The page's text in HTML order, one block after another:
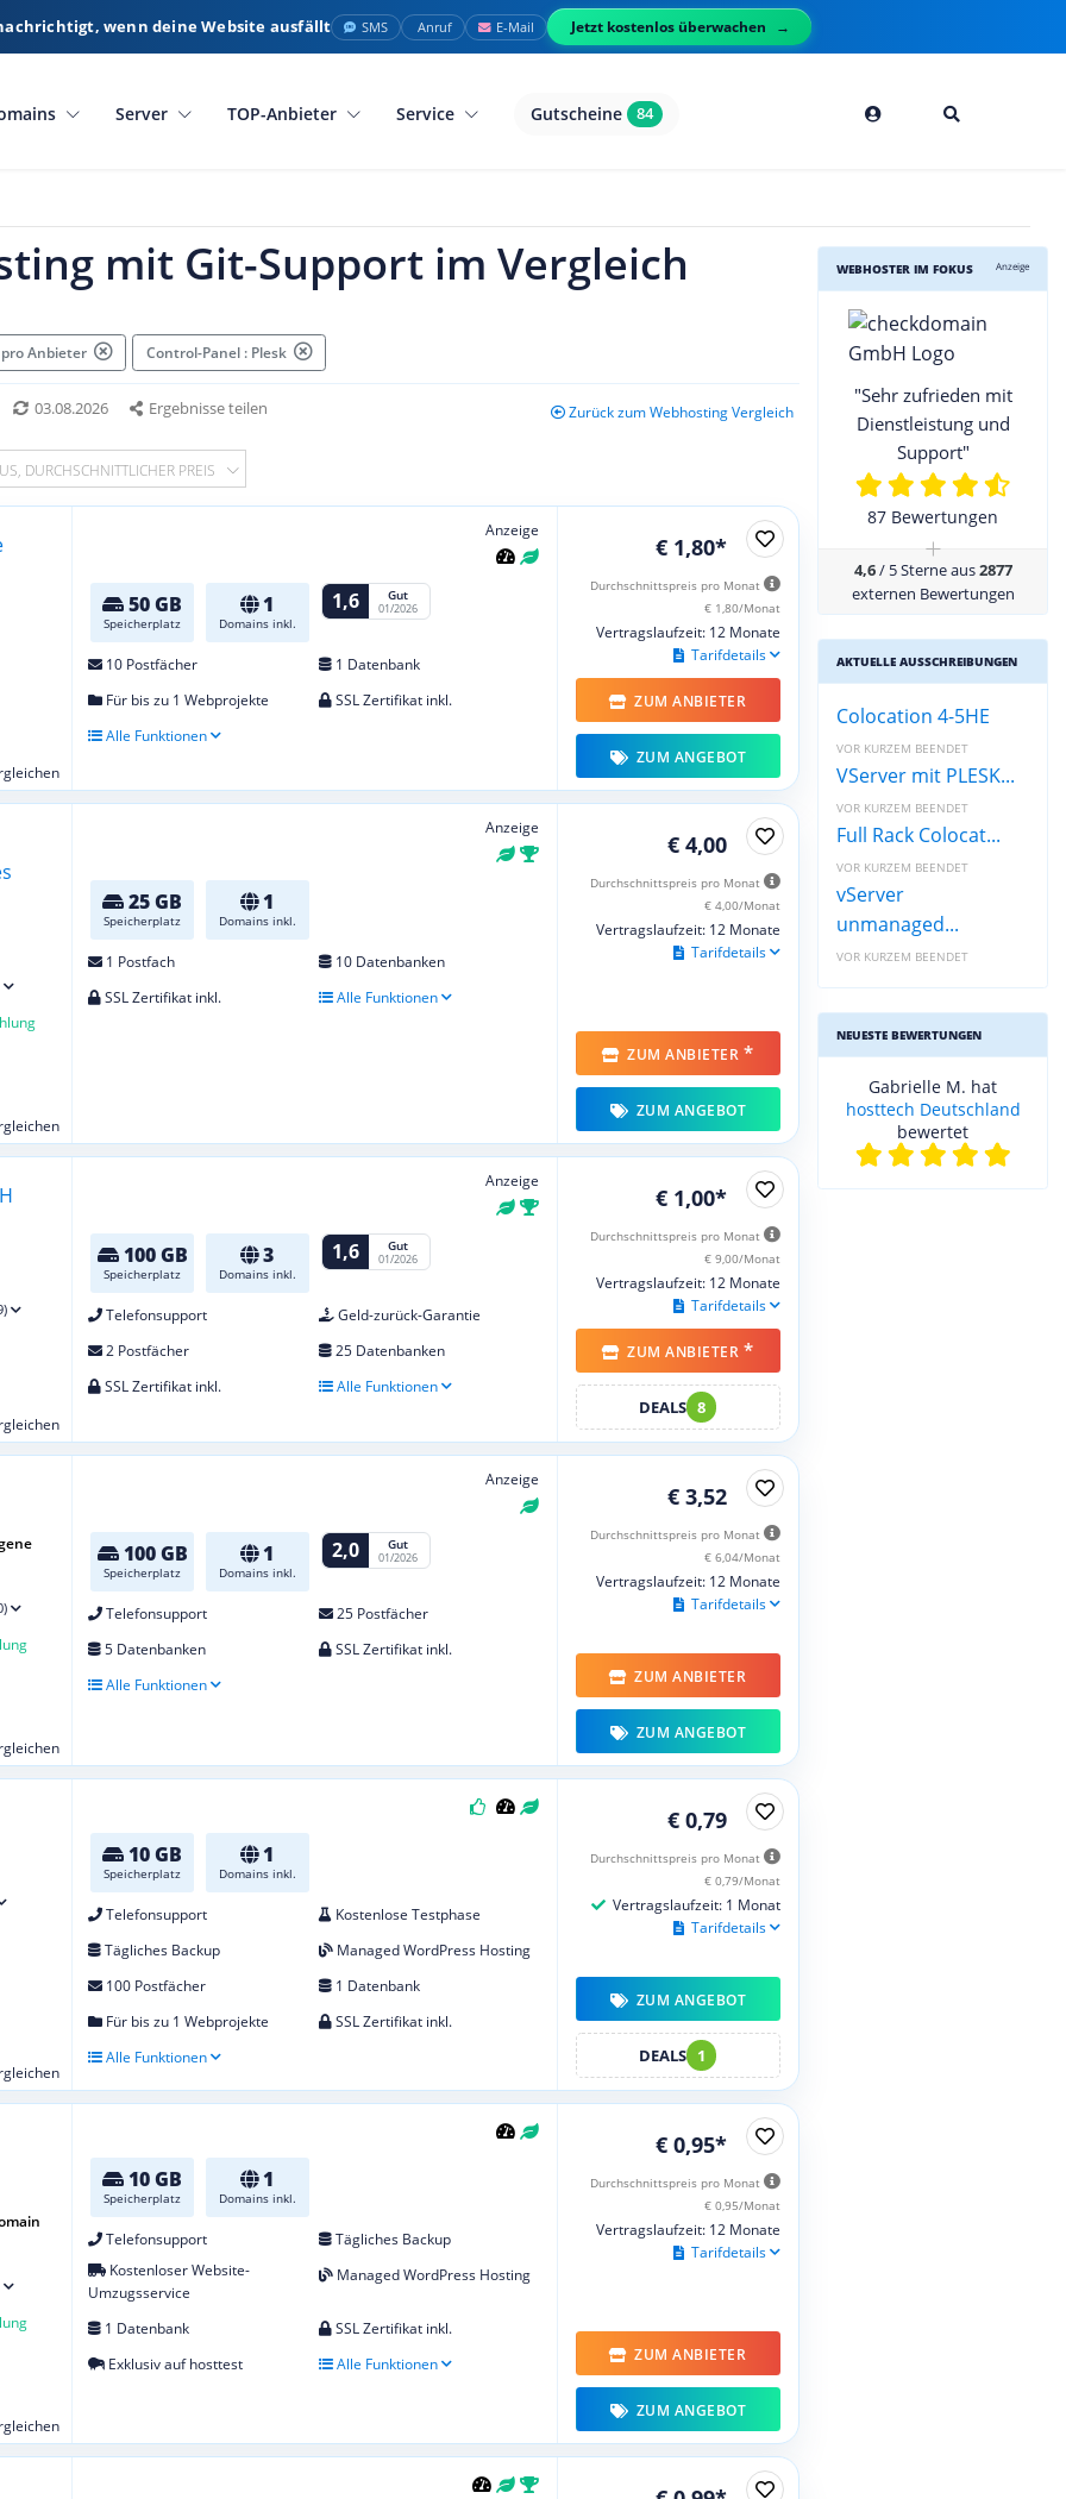
wenn deine Website ausfällt SMS Anruf E-Mail Jetzt kostenlos überwachen
Server TOP-Anbieter Service Gutscheine 84
mit Git-Support im Vergleich
Anbieter Control-Panel : Plesk
03.08.2026 Ergebnisse teilen Zurück zum Webhosting Vergleich
DURCHSCHNITTLICHER PREIS
Anzeige
50 GB
Speicherplatz
1
Domains inkl.
1,6 Gut
01/2026
10 Postfächer
1 Datenbank
Für bis zu 1 Webprojekte
SSL Zertifikat inkl.
Alle Funktionen
€ 1,80*
Durchschnittspreis pro Monat
€ 1,80/Monat
Vertragslaufzeit: 12 Monate
Tarifdetails
ZUM ANBIETER
ZUM ANGEBOT
Anzeige
25 GB
Speicherplatz
1
Domains inkl.
1 Postfach
10 Datenbanken
SSL Zertifikat inkl.
Alle Funktionen
€ 4,00
Durchschnittspreis pro Monat
€ 4,00/Monat
Vertragslaufzeit: 12 Monate
Tarifdetails
ZUM ANBIETER *
ZUM ANGEBOT
Anzeige
100 GB
Speicherplatz
3
Domains inkl.
1,6 Gut
01/2026
Telefonsupport
Geld-zurück-Garantie
2 Postfächer
25 Datenbanken
SSL Zertifikat inkl.
Alle Funktionen
€ 1,00*
Durchschnittspreis pro Monat
€ 9,00/Monat
Vertragslaufzeit: 12 Monate
Tarifdetails
ZUM ANBIETER *
DEALS 8
Anzeige
100 GB
Speicherplatz
1
Domains inkl.
2,0 Gut
01/2026
Telefonsupport
25 Postfächer
5 Datenbanken
SSL Zertifikat inkl.
Alle Funktionen
€ 3,52
Durchschnittspreis pro Monat
€ 6,04/Monat
Vertragslaufzeit: 12 Monate
Tarifdetails
ZUM ANBIETER
ZUM ANGEBOT
10 GB
Speicherplatz
1
Domains inkl.
Telefonsupport
Kostenlose Testphase
Tägliches Backup
Managed WordPress Hosting
100 Postfächer
1 Datenbank
Für bis zu 1 Webprojekte
SSL Zertifikat inkl.
Alle Funktionen
€ 0,79
Durchschnittspreis pro Monat
€ 0,79/Monat
Vertragslaufzeit: 1 Monat
Tarifdetails
ZUM ANGEBOT
DEALS 1
10 GB
Speicherplatz
1
Domains inkl.
Telefonsupport
Tägliches Backup
Kostenloser Website-
Umzugsservice
Managed WordPress Hosting
1 Datenbank
SSL Zertifikat inkl.
Exklusiv auf hosttest
Alle Funktionen
€ 0,95*
Durchschnittspreis pro Monat
€ 0,95/Monat
Vertragslaufzeit: 12 Monate
Tarifdetails
ZUM ANBIETER
ZUM ANGEBOT
WEBHOSTER IM FOKUS Anzeige
"Sehr zufrieden mit
Dienstleistung und
Support"
87 Bewertungen
+
4,6/ 5 Sterne aus2877
externen Bewertungen
AKTUELLE AUSSCHREIBUNGEN
Colocation 4-5HE
VOR KURZEM BEENDET
VServer mit PLESK...
VOR KURZEM BEENDET
Full Rack Colocat...
VOR KURZEM BEENDET
vServer
unmanaged...
VOR KURZEM BEENDET
NEUESTE BEWERTUNGEN
Gabrielle M. hat
hosttech Deutschland
bewertet